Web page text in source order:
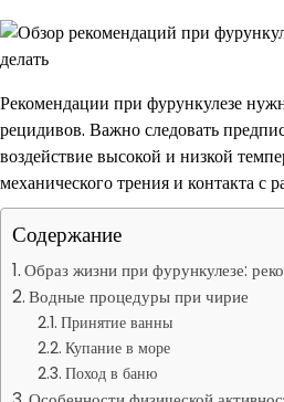
Рекомендации при фурункулезе
рецидивов. Важно следовать
воздействие высокой и низкой
механического трения и контакта с
Содержание
Образ жизни при фурункулезе:
Водные процедуры при чирие
Принятие ванны
Купание в море
Поход в баню